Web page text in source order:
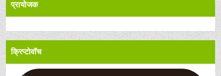
प्रायोजक
क्रिप्टोवॉच